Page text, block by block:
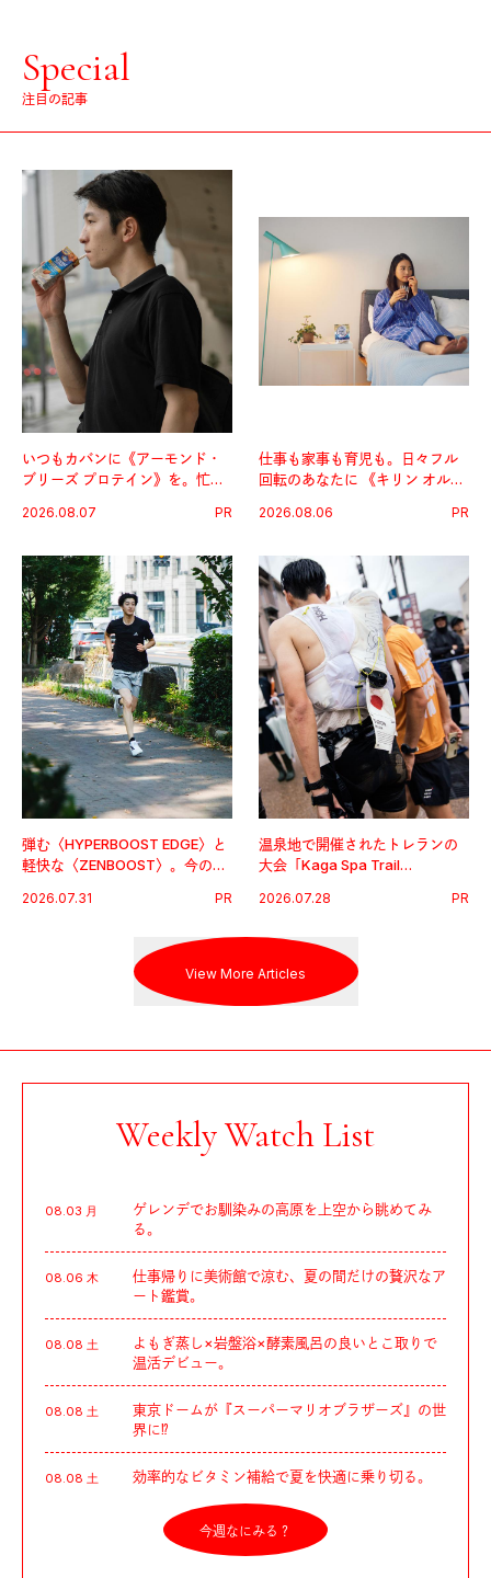
Special
注目の記事
いつもカバンに《アーモンド・
ブリーズ プロテイン》を。忙し
グ習慣。
2026.08.07 PR
仕事も家事も育児も。日々フル
回転のあなたに 《キリン オルニ
2026.08.06 PR
弾む〈HYPERBOOST EDGE〉と
軽快な〈ZENBOOST〉。今の時
出した新機軸。
2026.07.31 PR
温泉地で開催されたトレランの
大会「Kaga Spa Trail
戦を夢見るランナーたちの奮闘
2026.07.28 PR
View More Articles
Weekly Watch List
08.03 月
ゲレンデでお馴染みの高原を上空から眺めてみ
る。
08.06 木
仕事帰りに美術館で涼む、夏の間だけの贅沢なア
ート鑑賞。
08.08 土
よもぎ蒸し×岩盤浴×酵素風呂の良いとこ取りで
温活デビュー。
08.08 土
東京ドームが『スーパーマリオブラザーズ』の世
界に⁉︎
08.08 土 効率的なビタミン補給で夏を快適に乗り切る。
今週なにみる？